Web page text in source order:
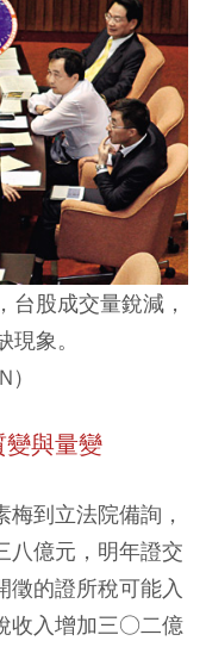
股成交量銳減，
象。
變與量變
到立法院備詢，
八億元，明年證交
的證所稅可能入
收入增加三○二億